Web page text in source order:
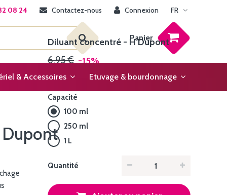
FR
Connexion
Contactez-nous
08 24
Panier
& Accessoires Etuvage & bourdonnage
Diluant concentré - H Dupont
6,95 € -15%
5,90 €
Capacité
100 ml
250 ml
1 L
Quantité